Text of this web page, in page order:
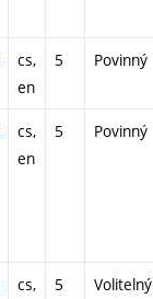
cs,
en
5 Povinný
cs,
en
5 Povinný
cs,
5 Volitelný